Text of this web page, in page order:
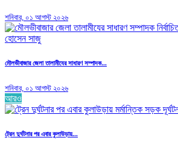
শনিবার, ০১ আগস্ট ২০২৬
মৌলভীবাজার জেলা তালামীযের সাধারণ সম্পাদক...
শনিবার, ০১ আগস্ট ২০২৬
আরও
ট্রেন দুর্ঘটনার পর এবার কুলাউড়ায়...